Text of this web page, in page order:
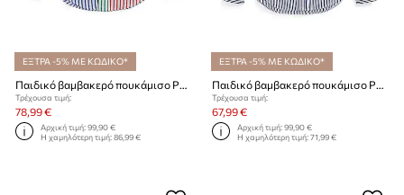
ΕΞΤΡΑ -5% ΜΕ ΚΩΔΙΚΟ*
Τρέχουσα τιμή:
78,99 €
Αρχική τιμή:99,90 €
Η χαμηλότερη τιμή:86,99 €
ΕΞΤΡΑ -5% ΜΕ ΚΩΔΙΚΟ*
Τρέχουσα τιμή:
67,99 €
Αρχική τιμή:99,90 €
Η χαμηλότερη τιμή:71,99 €